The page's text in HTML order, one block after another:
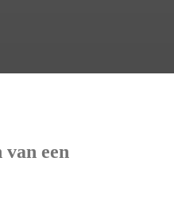
van een